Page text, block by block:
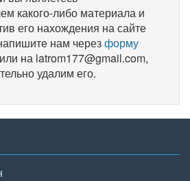
какого-либо материала и
его нахождения на сайте
нам черезформу
или на latrom177@gmail.com,
удалим его.